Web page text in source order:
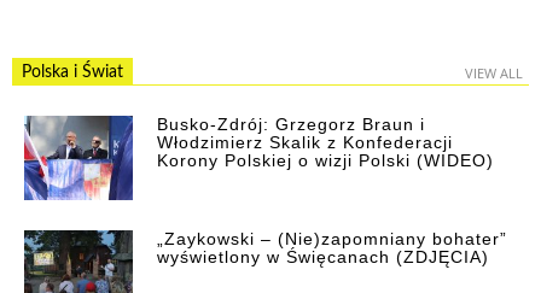
Polska i Świat VIEW ALL
Busko-Zdrój: Grzegorz Braun i
Włodzimierz Skalik z Konfederacji
Korony Polskiej o wizji Polski (WIDEO)
„Zaykowski – (Nie)zapomniany bohater”
wyświetlony w Święcanach (ZDJĘCIA)